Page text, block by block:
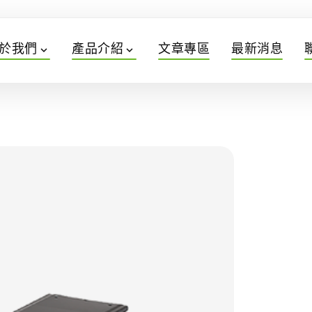
我們 expand_more 產品介紹 expand_more 文章專區 最新消息